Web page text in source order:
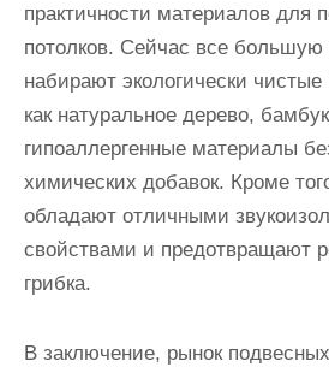
практичности материалов для
потолков. Сейчас все большую
набирают экологически
как натуральное дерево,
гипоаллергенные материалы
химических добавок. Кроме
обладают отличными
свойствами и предотвращают
грибка.
В заключение, рынок